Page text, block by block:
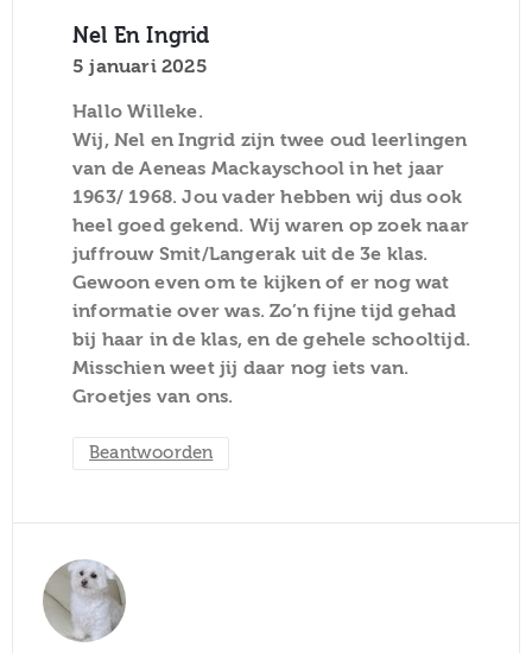
Nel En Ingrid
5 januari 2025
Hallo Willeke.
Wij, Nel en Ingrid zijn twee oud leerlingen
van de Aeneas Mackayschool in het jaar
1963/ 1968. Jou vader hebben wij dus ook
heel goed gekend. Wij waren op zoek naar
juffrouw Smit/Langerak uit de 3e klas.
Gewoon even om te kijken of er nog wat
informatie over was. Zo’n fijne tijd gehad
bij haar in de klas, en de gehele schooltijd.
Misschien weet jij daar nog iets van.
Groetjes van ons.
Beantwoorden